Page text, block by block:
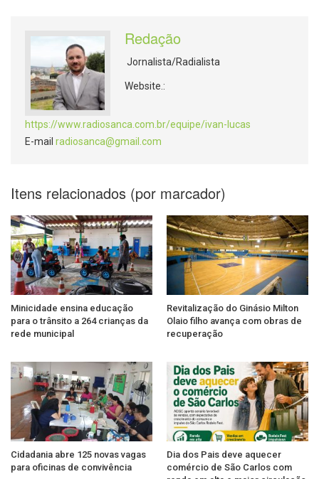
Redação
Jornalista/Radialista
Website.:
https://www.radiosanca.com.br/equipe/ivan-lucas
E-mail radiosanca@gmail.com
Itens relacionados (por marcador)
Minicidade ensina educação
para o trânsito a 264 crianças da
rede municipal
Revitalização do Ginásio Milton
Olaio filho avança com obras de
recuperação
Cidadania abre 125 novas vagas
para oficinas de convivência
Dia dos Pais deve aquecer
comércio de São Carlos com